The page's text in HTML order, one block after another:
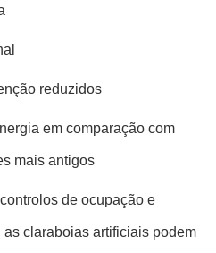
reduzidos
em comparação com
mais antigos
de ocupação e
claraboias artificiais podem